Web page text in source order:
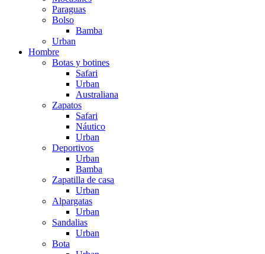
Paraguas
Bolso
Bamba
Urban
Hombre
Botas y botines
Safari
Urban
Australiana
Zapatos
Safari
Náutico
Urban
Deportivos
Urban
Bamba
Zapatilla de casa
Urban
Alpargatas
Urban
Sandalias
Urban
Bota